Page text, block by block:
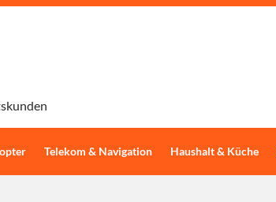
Telekom & Navigation Haushalt & Küche